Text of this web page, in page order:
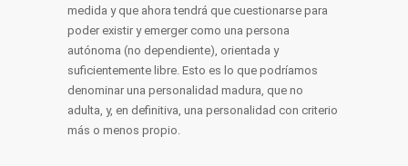
medida y que ahora tendrá que cuestionarse para
poder existir y emerger como una persona
autónoma (no dependiente), orientada y
suficientemente libre. Esto es lo que podríamos
denominar una personalidad madura, que no
adulta, y, en definitiva, una personalidad con criterio
más o menos propio.